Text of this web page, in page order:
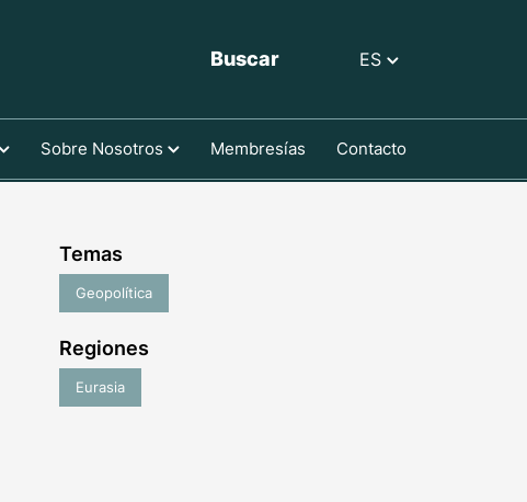
Buscar ES
Sobre Nosotros Membresías Contacto
Temas
Geopolítica
Regiones
Eurasia